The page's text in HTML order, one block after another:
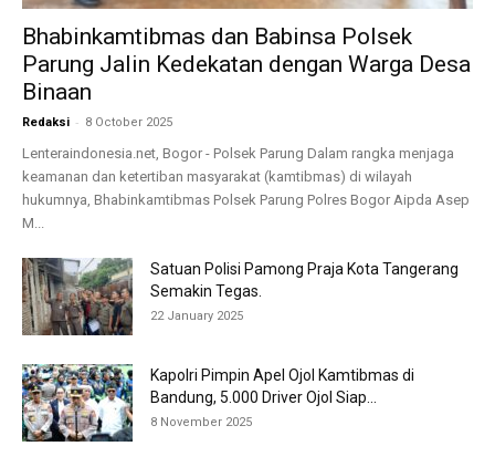
Bhabinkamtibmas dan Babinsa Polsek
Parung Jalin Kedekatan dengan Warga Desa
Binaan
Redaksi - 8 October 2025
Lenteraindonesia.net, Bogor - Polsek Parung Dalam rangka menjaga
keamanan dan ketertiban masyarakat (kamtibmas) di wilayah
hukumnya, Bhabinkamtibmas Polsek Parung Polres Bogor Aipda Asep
M...
Satuan Polisi Pamong Praja Kota Tangerang
Semakin Tegas.
22 January 2025
Kapolri Pimpin Apel Ojol Kamtibmas di
Bandung, 5.000 Driver Ojol Siap...
8 November 2025